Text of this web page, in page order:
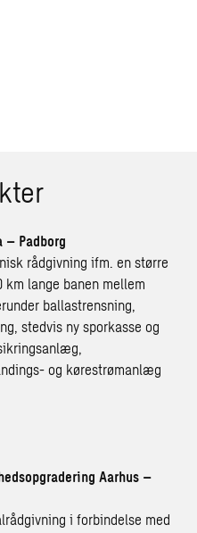
– Padborg
rådgivning ifm. en større
km lange banen mellem
ballastrensning,
stedvis ny sporkasse og
og kørestrømanlæg
Aarhus –
i forbindelse med